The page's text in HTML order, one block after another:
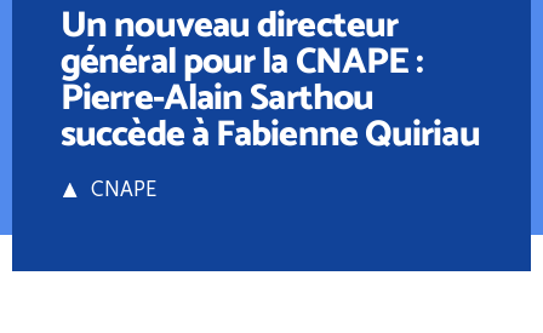
Un nouveau directeur
général pour la CNAPE :
Pierre-Alain Sarthou
succède à Fabienne Quiriau
CNAPE